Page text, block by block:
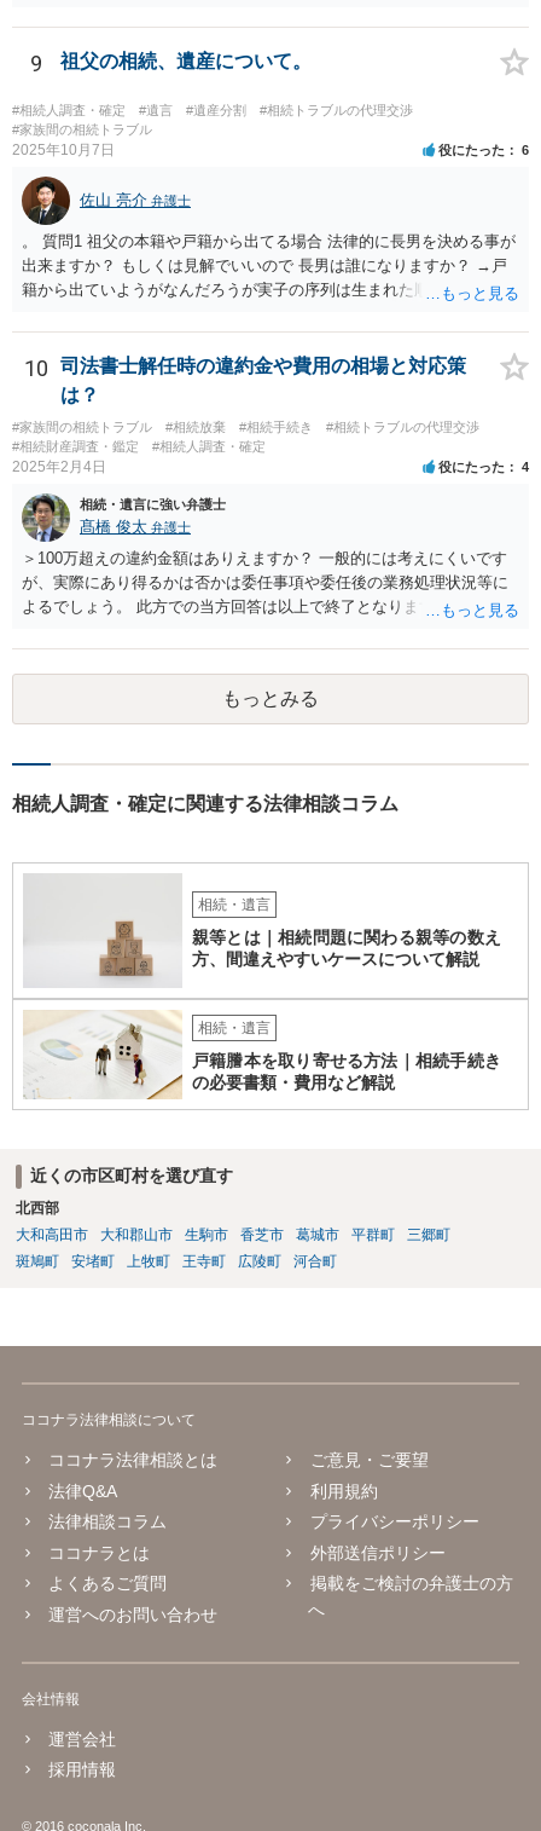
つの相続分を有していますので， そのことを前提として，遺産分割協
議をすることになります（必ずしも３分の１ずつにしなくても，合意
ができれば構いません。）。 今後の対応としては， ①伯母さんの相続
財産（遺産）の全容を整理する（預貯金，有価証券，不動産等の有無
を調べることになります。） ②相続財産に照らし，相続税の申告の準
備をする（税理士の先生にご相談ください。） ③遺産分割協議をする
（ご本人同士で行っても構いませんし，弁護士に相談することもよろ
しいと思います。） ことになります。
9 祖父の相続、遺産について。
#相続人調査・確定 #遺言 #遺産分割
#相続トラブルの代理交渉
#家族間の相続トラブル
2025年10月7日 役にたった 6
佐山 亮介 弁護士
。 質問1 祖父の本籍や戸籍から出てる場合 法律的に長男を決める事が
出来ますか？ もしくは見解でいいので 長男は誰になりますか？ →戸
籍から出ていようがなんだろうが実子の序列は生まれた順ですから、
書が腹違いの長男に向けてある場合 書かれてる内容が最優先にされる
のですか？ →遺書というのが、法律上の遺言の形式を守っている限り
はそのとおりです。 質問3 父が腹違いの長男に法律的に優位になれそ
うな事はありますか？ →遺言が有効な場合、優位に立つことはできま
せんが、お祖父様が認知症であるなどの「遺言が作れないはずの事
情」があるならば①遺言無効確認の訴えを起こすのは一つの手です。
問4 相続トラブルの代理交渉は可能でしょうか。 →一般論としては可
能ですが、お伺いする内容ですとお祖父様が亡くなられた後に動くこ
とになるでしょう。
10
司法書士解任時の違約金や費用の相場と対応策
は？
#家族間の相続トラブル #相続放棄 #相続手続き
#相続トラブルの代理交渉
#相続財産調査・鑑定
#相続人調査・確定
2025年2月4日 役にたった 4
相続・遺言に強い弁護士
髙橋 俊太 弁護士
＞100万超えの違約金額はありえますか？ 一般的には考えにくいです
が、実際にあり得るかは否かは委任事項や委任後の業務処理状況等に
よるでしょう。 此方での当方回答は以上で終了となりますが、参考に
もっとみる
相続人調査・確定に関連する法律相談コラム
相続・遺言
親等とは｜相続問題に関わる親等の数え
方、間違えやすいケースについて解説
相続・遺言
戸籍謄本を取り寄せる方法｜相続手続き
の必要書類・費用など解説
近くの市区町村を選び直す
北西部
大和高田市
大和郡山市 生駒市 香芝市 葛城市 平群町
三郷町
斑鳩町
安堵町 上牧町 王寺町 広陵町 河合町
ココナラ法律相談について
ココナラ法律相談とは
法律Q&A
法律相談コラム
ココナラとは
よくあるご質問
運営へのお問い合わせ
ご意見・ご要望
利用規約
プライバシーポリシー
外部送信ポリシー
掲載をご検討の弁護士の方
へ
会社情報
運営会社
採用情報
© 2016 coconala Inc.